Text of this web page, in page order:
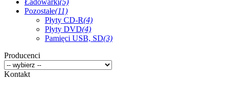
Pozostałe(11)
Płyty CD-R(4)
Płyty DVD(4)
Pamięci USB, SD(3)
Producenci
Kontakt